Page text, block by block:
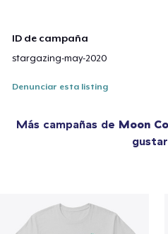
ID de campaña
stargazing-may-2020
Denunciar esta listing
Más campañas de Moon